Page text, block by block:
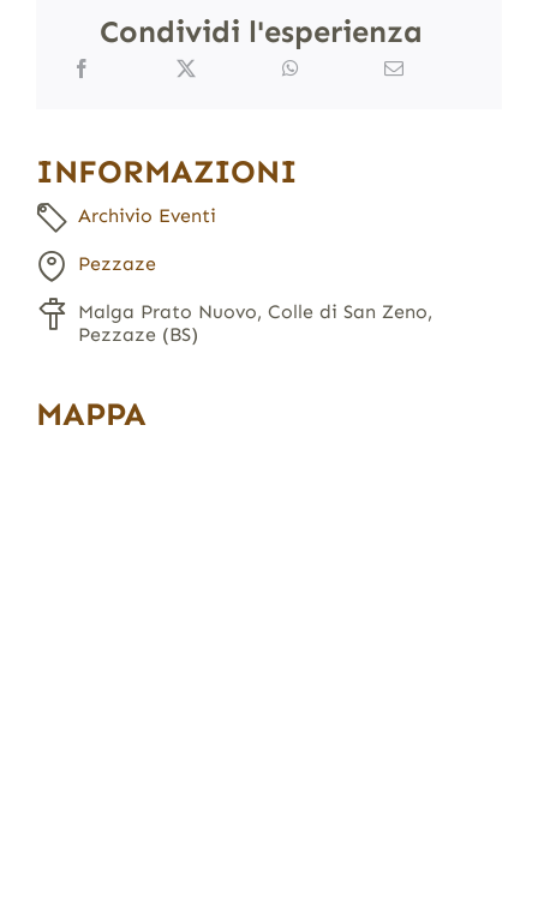
Condividi l'esperienza
INFORMAZIONI
Archivio Eventi
Pezzaze
Malga Prato Nuovo, Colle di San Zeno,
Pezzaze (BS)
MAPPA